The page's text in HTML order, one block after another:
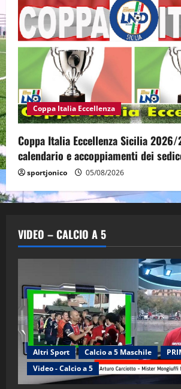
Coppa Italia Eccellenza
Coppa Italia Eccellenza Sicilia
calendario e accoppiamenti dei
sportjonico 05/08/2026
VIDEO – CALCIO A 5
Altri Sport Calcio a 5 Maschile
Video - Calcio a 5